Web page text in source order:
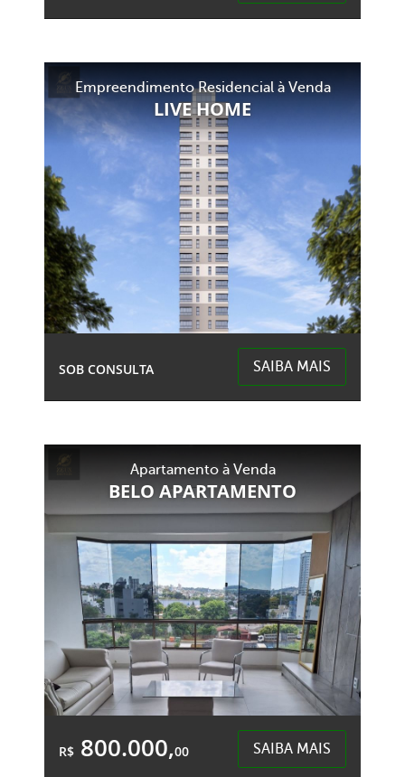
1.200,00m²
1.200,00m²
Centro - Chapecó
Empreendimento Residencial à Venda
LIVE HOME
SOB CONSULTA SAIBA MAIS
Apartamento à Venda
BELO APARTAMENTO
R$ 800.000,00 SAIBA MAIS